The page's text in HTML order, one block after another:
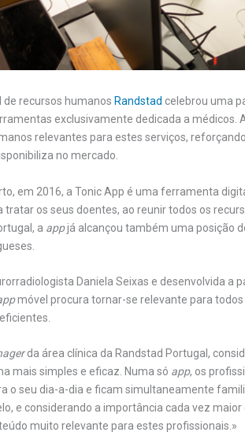
recursos humanos Randstad celebrou uma
exclusivamente dedicada a médicos.
relevantes para estes serviços,
no mercado.
em 2016, a Tonic App é uma ferramenta
tratar os seus doentes, ao reunir todos os
a appjá alcançou também uma posição
Daniela Seixas e desenvolvida
móvel procura tornar-se relevante para
da área clínica da Randstad Portugal,
mais simples e eficaz. Numa só app, os
o seu dia-a-dia e ficam simultaneamente
e considerando a importância cada vez maior
muito relevante para estes profissionais.»